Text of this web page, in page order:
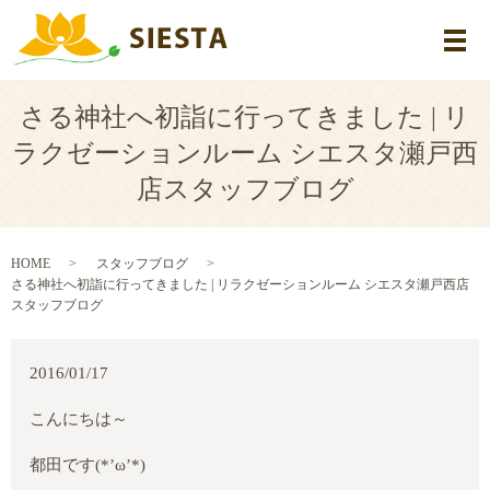
メ
さる神社へ初詣に行ってきました | リ
ラクゼーションルーム シエスタ瀬戸西
店スタッフブログ
HOME
スタッフブログ
さる神社へ初詣に行ってきました | リラクゼーションルーム シエスタ瀬戸西店
スタッフブログ
2016/01/17
こんにちは～
都田です(*’ω’*)